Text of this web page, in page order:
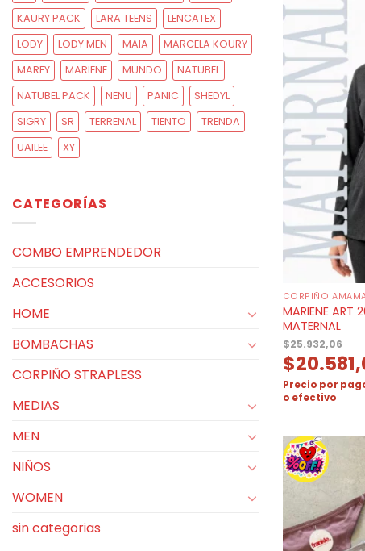
KAURY PACK
LARA TEENS
LENCATEX
LODY
LODY MEN MAIA
MARCELA KOURY
MAREY
MARIENE MUNDO
NATUBEL
NATUBEL PACK
NENU PANIC
SHEDYL
SIGRY
SR TERRENAL TIENTO
TRENDA
UAILEE
XY
CATEGORÍAS
COMBO EMPRENDEDOR
ACCESORIOS
HOME
BOMBACHAS
CORPIÑO STRAPLESS
MEDIAS
MEN
NIÑOS
WOMEN
sin categorias
CORPIÑO
MARIENE ART
MATERNAL
$25.932,06
$
Precio por
o efectivo